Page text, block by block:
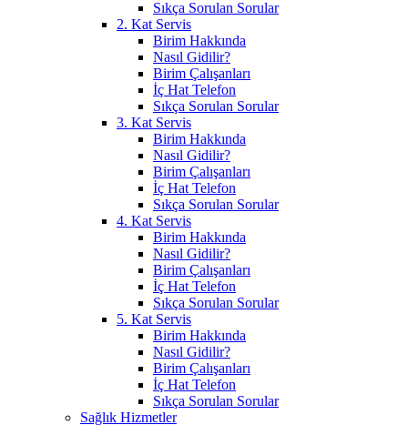
Sıkça Sorulan Sorular
2. Kat Servis
Birim Hakkında
Nasıl Gidilir?
Birim Çalışanları
İç Hat Telefon
Sıkça Sorulan Sorular
3. Kat Servis
Birim Hakkında
Nasıl Gidilir?
Birim Çalışanları
İç Hat Telefon
Sıkça Sorulan Sorular
4. Kat Servis
Birim Hakkında
Nasıl Gidilir?
Birim Çalışanları
İç Hat Telefon
Sıkça Sorulan Sorular
5. Kat Servis
Birim Hakkında
Nasıl Gidilir?
Birim Çalışanları
İç Hat Telefon
Sıkça Sorulan Sorular
Sağlık Hizmetler